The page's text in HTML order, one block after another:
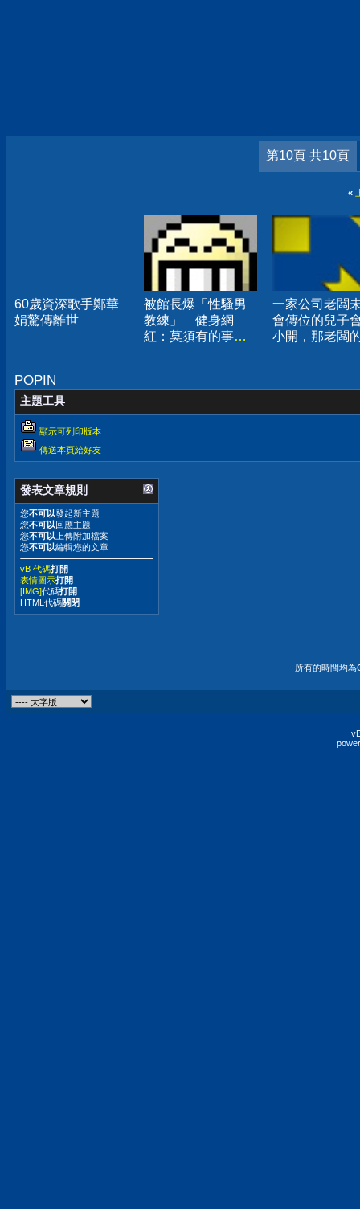
第10頁 共10頁
«
60歲資深歌手鄭華
娟驚傳離世
被館長爆「性騷男
教練」 健身網
紅：莫須有的事已
一家公司老闆
會傳位的兒子
小開，那老闆
POPIN
主題工具
顯示可列印版本
傳送本頁給好友
發表文章規則
您不可以發起新主題
您不可以回應主題
您不可以 上傳附加檔案
您不可以編輯您的文章
vB 代碼打開
表情圖示打開
[IMG]代碼打開
HTML代碼關閉
所有的時間均為